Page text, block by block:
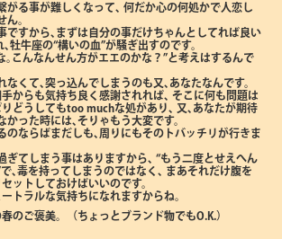
がる事が難しくなって､ 何だか心の何処かで人恋し
ん。
ですから､まずは自分の事だけちゃんとしてれば良い
牡牛座の“構いの血”が騒ぎ出すのです。
｡こんなんせん方がエエのかな？”と考えはするんで
なくて､突っ込んでしまうのも又､あなたなんです。
からも気持ち良く感謝されれば､ そこに何も問題は
どうしてもtoo muchな処があり､
又､あなたが期待
かった時には､そりゃもう大変です。
のならばまだしも､周りにもそのトバッチリが行きま
ぎてしまう事はありますから､ “もう二度とせえへん
､毒を持ってしまうのではなく､
まあそれだけ腹を
ットしておけばいいのです。
トラルな気持ちになれますからね。
のご褒美。（ちょっとブランド物でもO.K.）